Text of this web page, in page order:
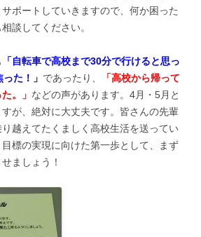
ポートしていきますので、何か困った
談してください。
「自転車で高校まで30分で行けると思っ
た！」 であったり、
「高校から帰って
。」 などの声があります。4月・5月と
が、絶対に大丈夫です。皆さんの先輩
越えてたくましく高校生活を送ってい
標の実現に向けた第一歩として、まず
ましょう！